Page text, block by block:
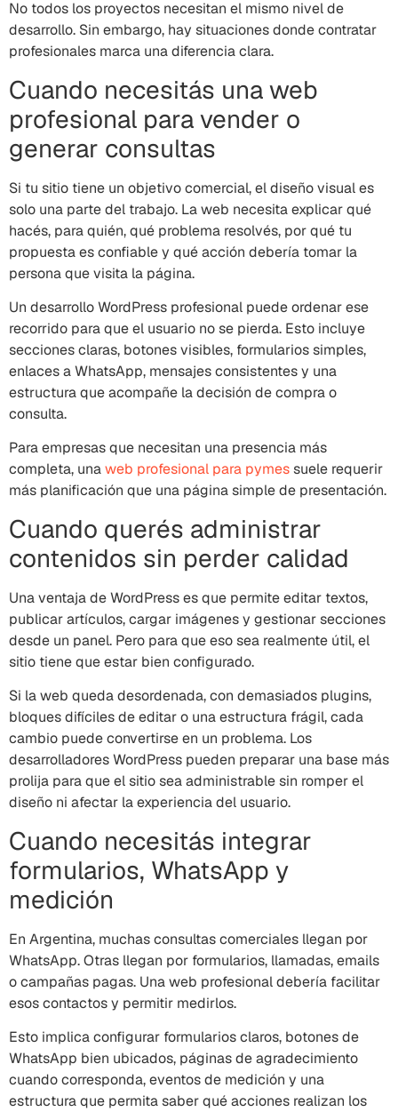
No todos los proyectos necesitan el mismo nivel de
desarrollo. Sin embargo, hay situaciones donde contratar
profesionales marca una diferencia clara.
Cuando necesitás una web
profesional para vender o
generar consultas
Si tu sitio tiene un objetivo comercial, el diseño visual es
solo una parte del trabajo. La web necesita explicar qué
hacés, para quién, qué problema resolvés, por qué tu
propuesta es confiable y qué acción debería tomar la
persona que visita la página.
Un desarrollo WordPress profesional puede ordenar ese
recorrido para que el usuario no se pierda. Esto incluye
secciones claras, botones visibles, formularios simples,
enlaces a WhatsApp, mensajes consistentes y una
estructura que acompañe la decisión de compra o
consulta.
Para empresas que necesitan una presencia más
completa, unaweb profesional para pymessuele requerir
más planificación que una página simple de presentación.
Cuando querés administrar
contenidos sin perder calidad
Una ventaja de WordPress es que permite editar textos,
publicar artículos, cargar imágenes y gestionar secciones
desde un panel. Pero para que eso sea realmente útil, el
sitio tiene que estar bien configurado.
Si la web queda desordenada, con demasiados plugins,
bloques difíciles de editar o una estructura frágil, cada
cambio puede convertirse en un problema. Los
desarrolladores WordPress pueden preparar una base más
prolija para que el sitio sea administrable sin romper el
diseño ni afectar la experiencia del usuario.
Cuando necesitás integrar
formularios, WhatsApp y
medición
En Argentina, muchas consultas comerciales llegan por
WhatsApp. Otras llegan por formularios, llamadas, emails
o campañas pagas. Una web profesional debería facilitar
esos contactos y permitir medirlos.
Esto implica configurar formularios claros, botones de
WhatsApp bien ubicados, páginas de agradecimiento
cuando corresponda, eventos de medición y una
estructura que permita saber qué acciones realizan los